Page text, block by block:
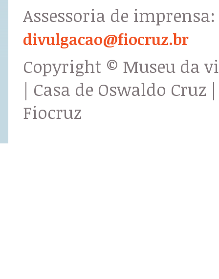
Assessoria de imprensa:
divulgacao@fiocruz.br
Copyright © Museu da
| Casa de Oswaldo Cruz |
Fiocruz